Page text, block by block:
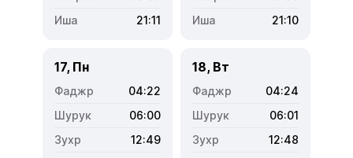
21:11
21:10
17, Пн
04:22
06:00
12:49
18, Вт
04:24
06:01
12:48